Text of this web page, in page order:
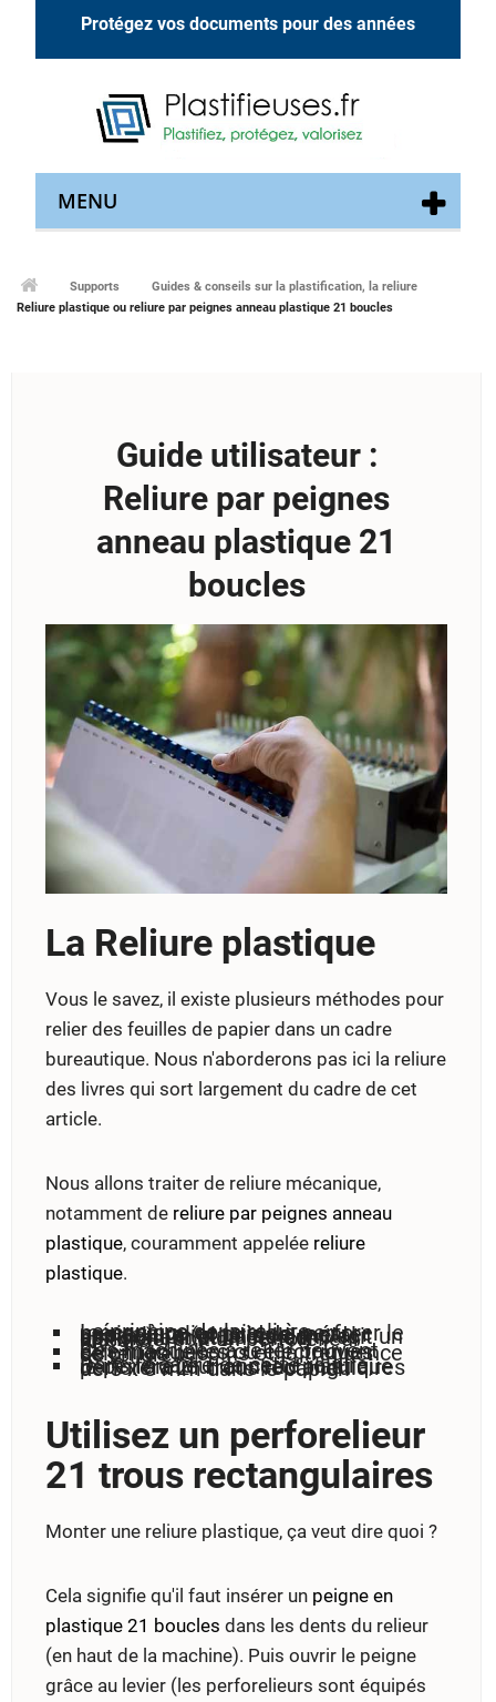
Protégez vos documents pour des années
MENU
Supports
Guides & conseils sur la plastification, la reliure
Reliure plastique ou reliure par peignes anneau plastique 21 boucles
Guide utilisateur :
Reliure par peignes
anneau plastique 21
boucles
La Reliure plastique
Vous le savez, il existe plusieurs méthodes pour
relier des feuilles de papier dans un cadre
bureautique. Nous n'aborderons pas ici la reliure
des livres qui sort largement du cadre de cet
article.
Nous allons traiter de reliure mécanique,
notamment de reliure par peignes anneau
plastique, couramment appelée reliure
plastique.
Le principe de la reliure mécanique consiste à perforer le papier à relier puis de monter une reliure (plastique, métal, spirale). On utilisera donc soit un perforateur et un relieur distincts, soit un perforelieur intégré.
Ces machines à relier peuvent être manuelles ou électriques selon les besoins et la fréquence de reliure.
Dans le cadre de cette reliure, le perforelieur anneau plastique perforera 21 trous rectangulaires de 5 x 8 mm dans le papier.
Utilisez un perforelieur
21 trous rectangulaires
Monter une reliure plastique, ça veut dire quoi ?
Cela signifie qu'il faut insérer un peigne en
plastique 21 boucles dans les dents du relieur
(en haut de la machine). Puis ouvrir le peigne
grâce au levier (les perforelieurs sont équipés